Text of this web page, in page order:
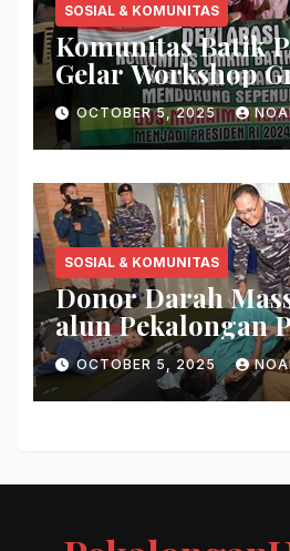
SOSIAL & KOMUNITAS
Komunitas Batik
Gelar Workshop
Pemuda
OCTOBER 5, 2025
SOSIAL & KOMUNITAS
Donor Darah
alun Pekalongan
Rekor
OCTOBER 5, 2025